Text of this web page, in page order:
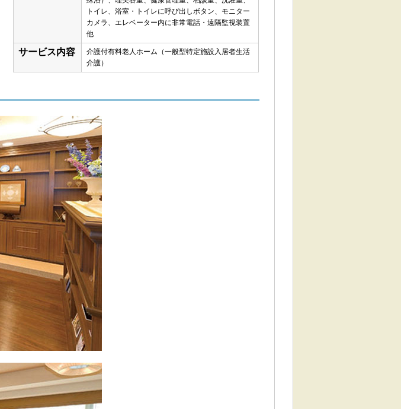
トイレ、浴室・トイレに呼び出しボタン、モニター
カメラ、エレベーター内に非常電話・遠隔監視装置
他
サービス内容
介護付有料老人ホーム（一般型特定施設入居者生活
介護）